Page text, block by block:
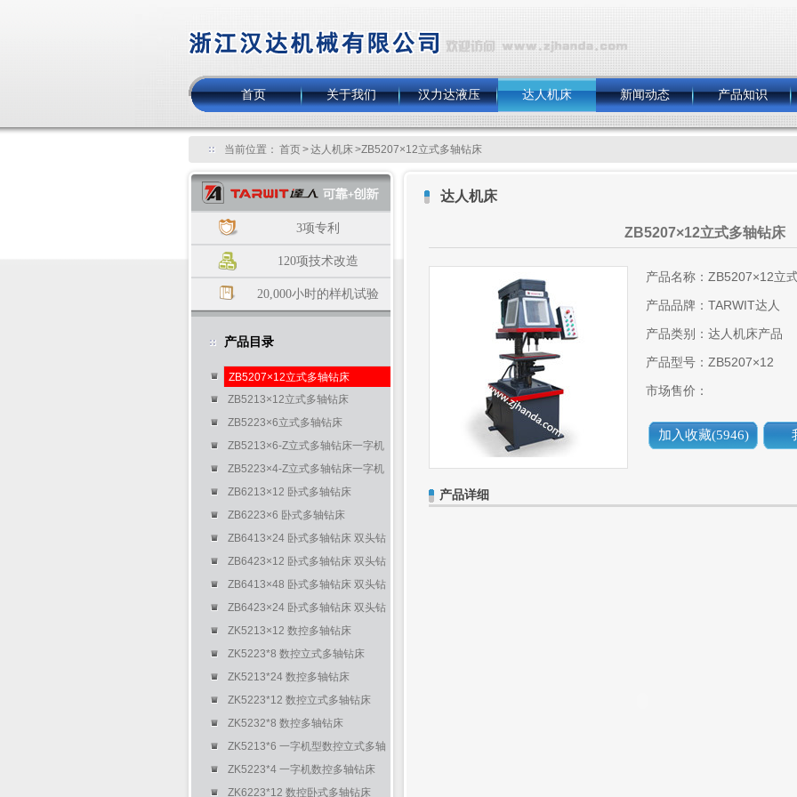
首页 关于我们 汉力达液压 达人机床 新闻动态 产品知识
当前位置： 首页>达人机床>ZB5207×12立式多轴钻床
3项专利
120项技术改造
20,000小时的样机试验
产品目录
ZB5207×12立式多轴钻床
ZB5213×12立式多轴钻床
ZB5223×6立式多轴钻床
ZB5213×6-Z立式多轴钻床一字机
ZB5223×4-Z立式多轴钻床一字机
ZB6213×12 卧式多轴钻床
ZB6223×6 卧式多轴钻床
ZB6413×24 卧式多轴钻床 双头钻
床
ZB6423×12 卧式多轴钻床 双头钻
床
ZB6413×48 卧式多轴钻床 双头钻
床
ZB6423×24 卧式多轴钻床 双头钻
床
ZK5213×12 数控多轴钻床
ZK5223*8 数控立式多轴钻床
ZK5213*24 数控多轴钻床
ZK5223*12 数控立式多轴钻床
ZK5232*8 数控多轴钻床
ZK5213*6 一字机型数控立式多轴
钻床
ZK5223*4 一字机数控多轴钻床
ZK6223*12 数控卧式多轴钻床
达人机床
ZB5207×12立式多轴钻床
产品名称：ZB5207×12立
产品品牌：TARWIT达人
产品类别：达人机床产品
产品型号：ZB5207×12
市场售价：
加入收藏(5946)
产品详细